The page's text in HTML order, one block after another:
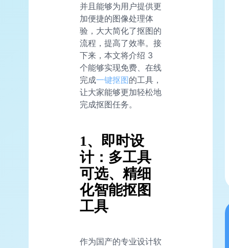
并且能够为用户提供更
加便捷的图像处理体
验，大大简化了抠图的
流程，提高了效率。接
下来，本文将介绍 3
个能够实现免费、在线
完成一键抠图的工具，
让大家能够更加轻松地
完成抠图任务。
1、即时设
计：多工具
可选、精细
化智能抠图
工具
作为国产的专业设计软